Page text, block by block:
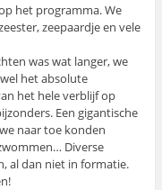
het programma. We
zeepaardje en vele
was wat langer, we
het absolute
het hele verblijf op
Een gigantische
naar toe konden
Diverse
al dan niet in formatie.